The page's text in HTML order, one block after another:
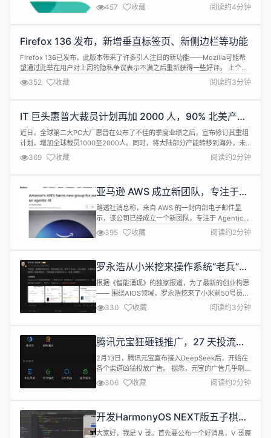
具有 HTTP Web 接口和无模式 JSON 文档。
Elasticsearch 基于 Java 开发，并在 SSPL +
Elastic License 双重授权许可下作为开源软件发
457 收藏 阅读约4分钟
Firefox 136 发布，新增垂直标签页、新侧边栏等功能
Firefox 136已发布，此版本带来了许多引人注目的新功能——Mozilla可能希
望通过此举在用户对上周的隐私争议表示不满之后重新获得一些好评。 上个月
发布的Firefox 135为用户提供了新的标签页页面，增加了从 简体中文、日语和
韩语的页面内翻译功能，加强了证书透明度，并弃用了‘Do Not Track’设置。
这个月，一个备受期待的功能终于稳定发布...
352 收藏 阅读约3分钟
IT 巨头惠普大裁员计划再加 2000 人，90% 北美产品
生产将移出中国
近日，全球第二大PC大厂惠普在公布了不佳的季度业绩之后，宣布修订其重组
计划，增加全球裁员1000至2000人。同时，将大陆部分产能转移到海外，未
来北美销市场的供给，只有不到10%来自大陆。 惠普转移产能的理由是：零部
件成本上升和对中国商品征收关税的影响，该公司的利润前景低于预期。 2月
28日，惠普公司公布了截至1月31日的2025财年第一季财报，净利润5.6...
369 收藏 阅读约2分钟
亚马逊 AWS 成立新团队，专注于
Agentic AI
路透社消息称，来自 AWS 的一封内部电子邮件显
示，该公司已经成立一个新团队，专注于 Agentic
AI，以帮助用户和客户实现更多生活自动化。 AWS
首席执行官 Matt Garman 在电子邮件中表示，新团
队将由 AWS 高管 Swami Sivasubramanian 领导；
向 Gar...
395 收藏 阅读约2分钟
罗永浩从小米挖来操作系统“老兵”，
为打造“AIOS”招兵买马
根据《智能涌现》的独家报道，为了最新的创业构思
—— 围绕AIOS领域，罗永浩挖来了小米前50号员
工、操作系统领域老兵汪文俊。 汪文俊曾是小米早期
员工，在小米成立当年加入，深度参与了小米第一台
手机的研发。知情人士表示，虽然AIOS负责人已经
测试版AI助手J1 Assistant上，汪文俊也会参与该产
品。 据报道，...
330 收藏 阅读约3分钟
腾讯元宝狂砸钱推广，27 天投流近
3 亿
2月13日，腾讯元宝宣布接入DeepSeek后，开始在
各个渠道凶猛投放广告。 据悉，元宝的广告几乎刷遍
了包括腾讯系App在内的所有平台。连腾讯系里最
“高冷”的微信，都成了元宝的导流工具。“腾讯系产品
也几乎没有为了导流，能直接进入九宫格的。何况还
与之对比，曾被视为微信电商希望的“微信小店”，至
今也未获得准入。 从...
306 收藏 阅读约2分钟
开发HarmonyOS NEXT版五子棋游
戏实战
大家好，我是 V 哥。首先要公布一个好消息，V 哥原